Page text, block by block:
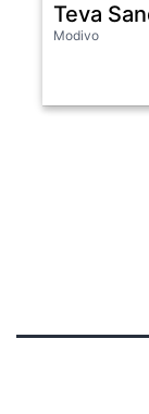
Teva
Modivo